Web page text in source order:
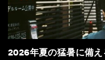
2026年夏の猛暑に備